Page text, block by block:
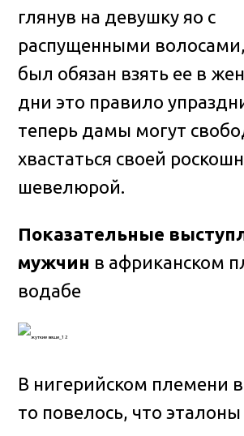
глянув на девушку яо с
распущенными
был обязан взять ее в
дни это правило
теперь дамы могут
хвастаться своей
шевелюрой.
Показательные
мужчин в африканском
водабе
В нигерийском племени
то повелось, что